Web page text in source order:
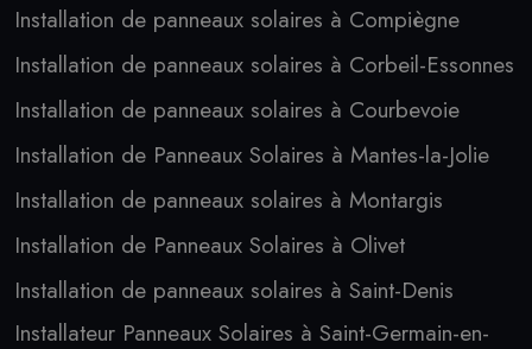
Installation de panneaux solaires à Compiègne
Installation de panneaux solaires à Corbeil-Essonnes
Installation de panneaux solaires à Courbevoie
Installation de Panneaux Solaires à Mantes-la-Jolie
Installation de panneaux solaires à Montargis
Installation de Panneaux Solaires à Olivet
Installation de panneaux solaires à Saint-Denis
Installateur Panneaux Solaires à Saint-Germain-en-